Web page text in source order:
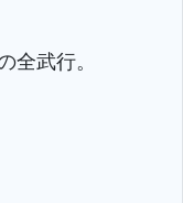
全武行。